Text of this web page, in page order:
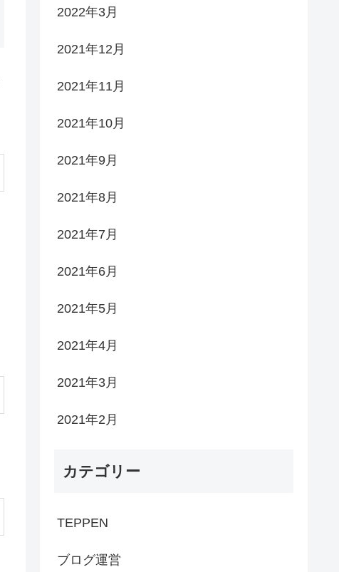
2022年3月
2021年12月
2021年11月
2021年10月
2021年9月
2021年8月
2021年7月
2021年6月
2021年5月
2021年4月
2021年3月
2021年2月
カテゴリー
TEPPEN
ブログ運営